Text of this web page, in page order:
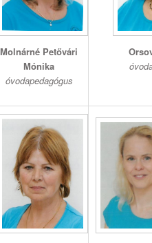
Molnárné Petővári
Mónika
óvodapedagógus